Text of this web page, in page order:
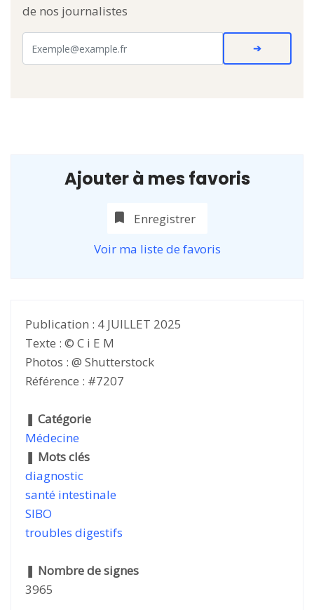
Ajouter à mes favoris
Enregistrer
Voir ma liste de favoris
Publication : 4 JUILLET 2025
Texte : © C i E M
Photos : @ Shutterstock
Référence : #7207
❚ Catégorie
Médecine
❚ Mots clés
diagnostic
santé intestinale
SIBO
troubles digestifs
❚ Nombre de signes
3965
de nos journalistes